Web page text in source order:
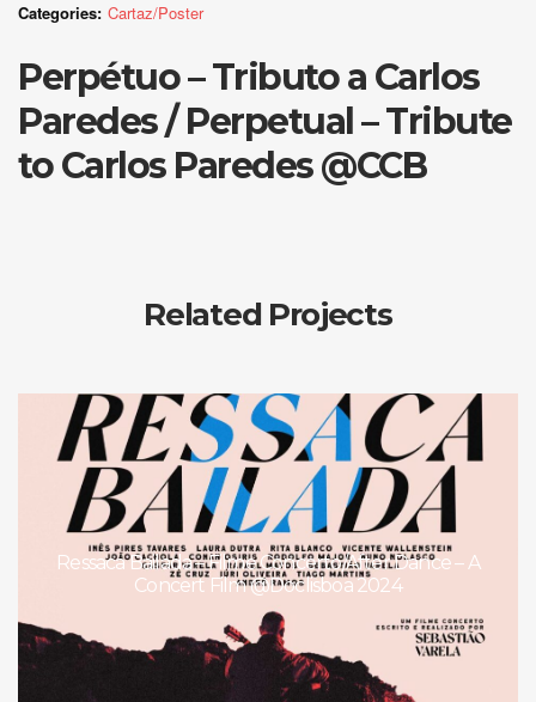
Categories: Cartaz/Poster
Perpétuo – Tributo a Carlos
Paredes / Perpetual – Tribute
to Carlos Paredes @CCB
Related Projects
Ressaca Bailada – Filme Concerto/After Dance – A
Concert Film @Doclisboa 2024